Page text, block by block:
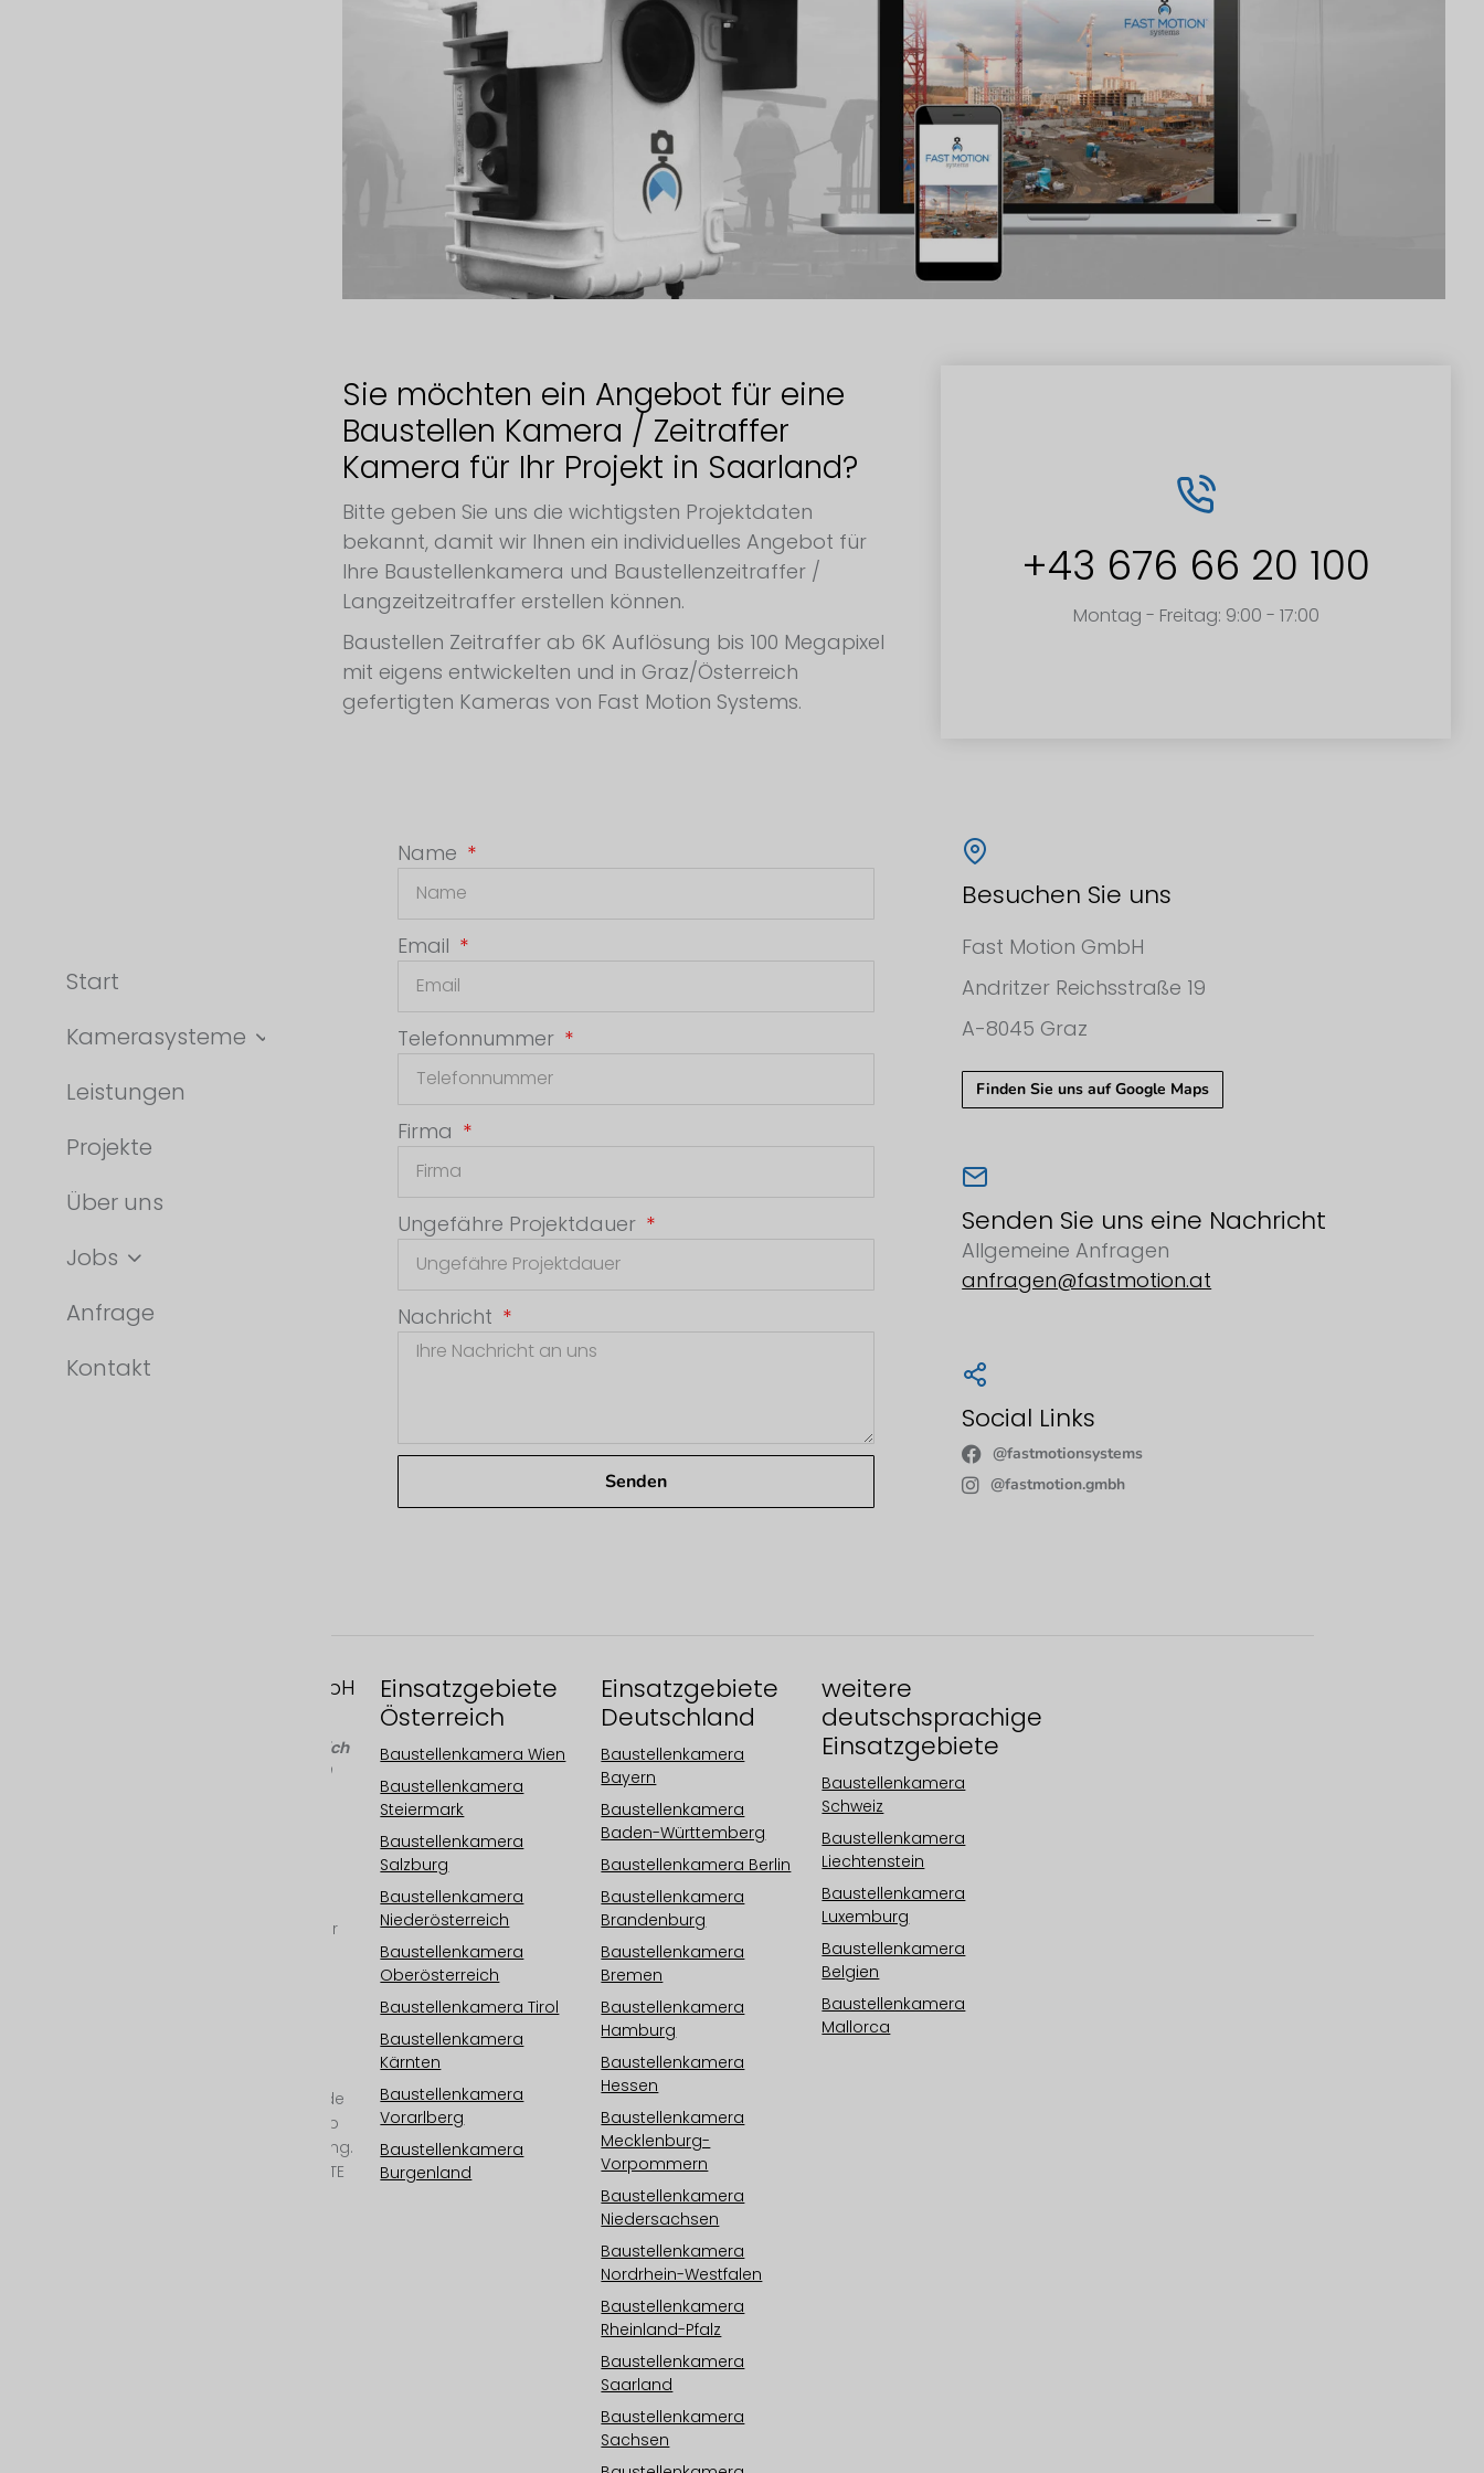
Sie möchten ein Angebot für eine
Baustellen Kamera / Zeitraffer
Kamera für Ihr Projekt in Saarland?
Bitte geben Sie uns die wichtigsten Projektdaten
bekannt, damit wir Ihnen ein individuelles Angebot für
Ihre Baustellenkamera und Baustellenzeitraffer /
Langzeitzeitraffer erstellen können.
Baustellen Zeitraffer ab 6K Auflösung bis 100 Megapixel
mit eigens entwickelten und in Graz/Österreich
gefertigten Kameras von Fast Motion Systems.
+43 676 66 20 100
Montag - Freitag: 9:00 - 17:00
Name
Email
Telefonnummer
Firma
Ungefähre Projektdauer
Nachricht
Senden
Besuchen Sie uns
Fast Motion GmbH
Andritzer Reichsstraße 19
A-8045 Graz
Finden Sie uns auf Google Maps
Senden Sie uns eine Nachricht
Allgemeine Anfragen
anfragen@fastmotion.at
Social Links
@fastmotionsystems
@fastmotion.gmbh
FAST MOTION GmbH
A-8045 Graz, Österreich
Telefon: +43 676 66 20
Ihr international tätiger
Kamerasysteme „Made
in Austria“ ab 6K/25mp
bis 12K/100mp Auflösung.
Outdoorkamera mit LTE
Einsatzgebiete
Österreich
Baustellenkamera Wien
Baustellenkamera
Steiermark
Baustellenkamera
Salzburg
Baustellenkamera
Niederösterreich
Baustellenkamera
Oberösterreich
Baustellenkamera Tirol
Baustellenkamera
Kärnten
Baustellenkamera
Vorarlberg
Baustellenkamera
Burgenland
Einsatzgebiete
Deutschland
Baustellenkamera
Bayern
Baustellenkamera
Baden-Württemberg
Baustellenkamera Berlin
Baustellenkamera
Brandenburg
Baustellenkamera
Bremen
Baustellenkamera
Hamburg
Baustellenkamera
Hessen
Baustellenkamera
Mecklenburg-
Vorpommern
Baustellenkamera
Niedersachsen
Baustellenkamera
Nordrhein-Westfalen
Baustellenkamera
Rheinland-Pfalz
Baustellenkamera
Saarland
Baustellenkamera
Sachsen
weitere
deutschsprachige
Einsatzgebiete
Baustellenkamera
Schweiz
Baustellenkamera
Liechtenstein
Baustellenkamera
Luxemburg
Baustellenkamera
Belgien
Baustellenkamera
Mallorca
Start
Kamerasysteme
Leistungen
Projekte
Über uns
Jobs
Anfrage
Kontakt